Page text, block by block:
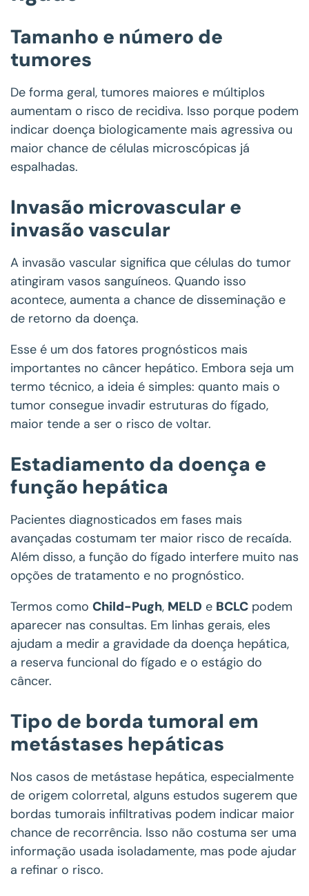
Tamanho e número de
tumores
De forma geral, tumores maiores e múltiplos
aumentam o risco de recidiva. Isso porque podem
indicar doença biologicamente mais agressiva ou
maior chance de células microscópicas já
espalhadas.
Invasão microvascular e
invasão vascular
A invasão vascular significa que células do tumor
atingiram vasos sanguíneos. Quando isso
acontece, aumenta a chance de disseminação e
de retorno da doença.
Esse é um dos fatores prognósticos mais
importantes no câncer hepático. Embora seja um
termo técnico, a ideia é simples: quanto mais o
tumor consegue invadir estruturas do fígado,
maior tende a ser o risco de voltar.
Estadiamento da doença e
função hepática
Pacientes diagnosticados em fases mais
avançadas costumam ter maior risco de recaída.
Além disso, a função do fígado interfere muito nas
opções de tratamento e no prognóstico.
Termos como Child-Pugh, MELD e BCLC podem
aparecer nas consultas. Em linhas gerais, eles
ajudam a medir a gravidade da doença hepática,
a reserva funcional do fígado e o estágio do
câncer.
Tipo de borda tumoral em
metástases hepáticas
Nos casos de metástase hepática, especialmente
de origem colorretal, alguns estudos sugerem que
bordas tumorais infiltrativas podem indicar maior
chance de recorrência. Isso não costuma ser uma
informação usada isoladamente, mas pode ajudar
a refinar o risco.